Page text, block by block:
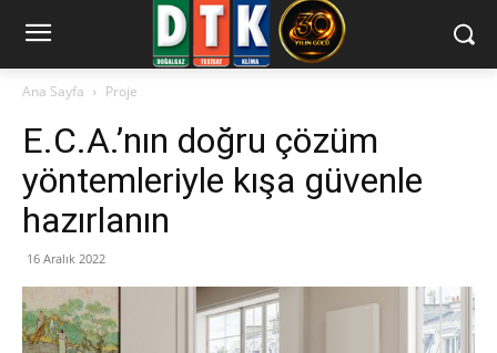
Ana Sayfa Proje
E.C.A.’nın doğru çözüm
yöntemleriyle kışa güvenle
hazırlanın
16 Aralık 2022